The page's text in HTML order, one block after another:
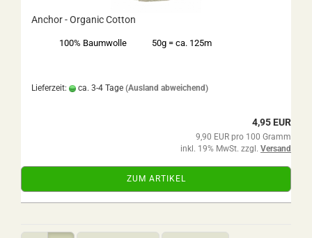
Anchor - Organic Cotton
100% Baumwolle 50g = ca. 125m
Lieferzeit: ca. 3-4 Tage (Ausland abweichend)
4,95 EUR
9,90 EUR pro 100 Gramm
inkl. 19% MwSt. zzgl. Versand
ZUM ARTIKEL